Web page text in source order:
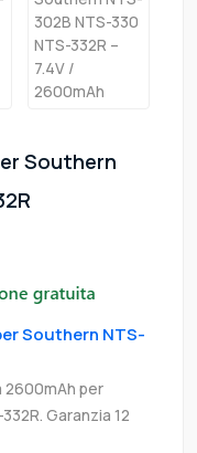
Southern
Southern NTS-
2600mAh per
Garanzia 12